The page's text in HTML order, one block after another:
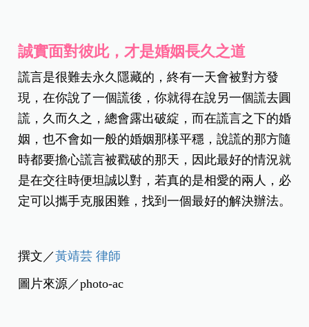
誠實面對彼此，才是婚姻長久之道
謊言是很難去永久隱藏的，終有一天會被對方發
現，在你說了一個謊後，你就得在說另一個謊去圓
謊，久而久之，總會露出破綻，而在謊言之下的婚
姻，也不會如一般的婚姻那樣平穩，說謊的那方隨
時都要擔心謊言被戳破的那天，因此最好的情況就
是在交往時便坦誠以對，若真的是相愛的兩人，必
定可以攜手克服困難，找到一個最好的解決辦法。
撰文／黃靖芸 律師
圖片來源／photo-ac